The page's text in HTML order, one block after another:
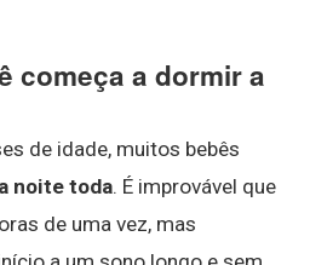
começa a dormir a
de idade, muitos bebês
noite toda. É improvável que
de uma vez, mas